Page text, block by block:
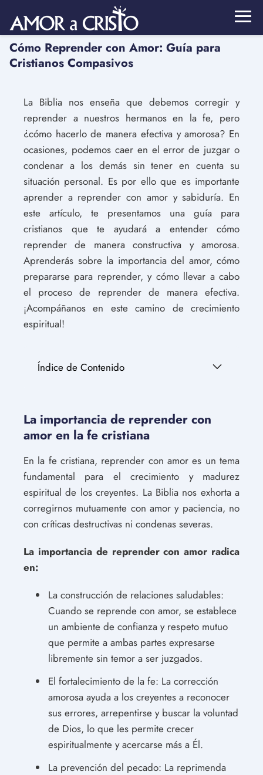
Cómo Reprender con Amor: Guía para
Cristianos Compasivos
La Biblia nos enseña que debemos corregir y
reprender a nuestros hermanos en la fe, pero
¿cómo hacerlo de manera efectiva y amorosa? En
ocasiones, podemos caer en el error de juzgar o
condenar a los demás sin tener en cuenta su
situación personal. Es por ello que es importante
aprender a reprender con amor y sabiduría. En
este artículo, te presentamos una guía para
cristianos que te ayudará a entender cómo
reprender de manera constructiva y amorosa.
Aprenderás sobre la importancia del amor, cómo
prepararse para reprender, y cómo llevar a cabo
el proceso de reprender de manera efectiva.
¡Acompáñanos en este camino de crecimiento
espiritual!
Índice de Contenido
La importancia de reprender con
amor en la fe cristiana
En la fe cristiana, reprender con amor es un tema
fundamental para el crecimiento y madurez
espiritual de los creyentes. La Biblia nos exhorta a
corregirnos mutuamente con amor y paciencia, no
con críticas destructivas ni condenas severas.
La importancia de reprender con amor radica
en:
La construcción de relaciones saludables:
Cuando se reprende con amor, se establece
un ambiente de confianza y respeto mutuo
que permite a ambas partes expresarse
libremente sin temor a ser juzgados.
El fortalecimiento de la fe: La corrección
amorosa ayuda a los creyentes a reconocer
sus errores, arrepentirse y buscar la voluntad
de Dios, lo que les permite crecer
espiritualmente y acercarse más a Él.
La prevención del pecado: La reprimenda